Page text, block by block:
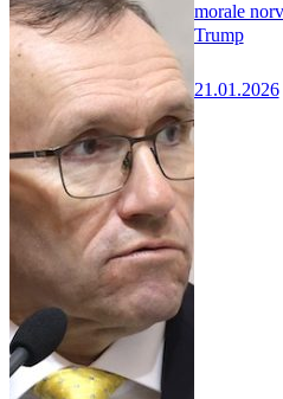
morale
Trump
21.01.2026